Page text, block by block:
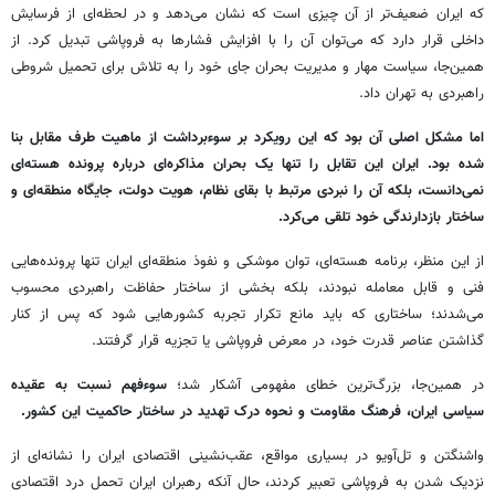
که ایران ضعیف‌تر از آن چیزی است که نشان می‌دهد و در لحظه‌ای از فرسایش
داخلی قرار دارد که می‌توان آن را با افزایش فشارها به فروپاشی تبدیل کرد. از
همین‌جا، سیاست مهار و مدیریت بحران جای خود را به تلاش برای تحمیل شروطی
راهبردی به تهران داد.
اما مشکل اصلی آن بود که این رویکرد بر سوءبرداشت از ماهیت طرف مقابل بنا
شده بود. ایران این تقابل را تنها یک بحران مذاکره‌ای درباره پرونده هسته‌ای
نمی‌دانست، بلکه آن را نبردی مرتبط با بقای نظام، هویت دولت، جایگاه منطقه‌ای و
ساختار بازدارندگی خود تلقی می‌کرد.
از این منظر، برنامه هسته‌ای، توان موشکی و نفوذ منطقه‌ای ایران تنها پرونده‌هایی
فنی و قابل معامله نبودند، بلکه بخشی از ساختار حفاظت راهبردی محسوب
می‌شدند؛ ساختاری که باید مانع تکرار تجربه کشورهایی شود که پس از کنار
گذاشتن عناصر قدرت خود، در معرض فروپاشی یا تجزیه قرار گرفتند.
در همین‌جا، بزرگ‌ترین خطای مفهومی آشکار شد؛ سوءفهم نسبت به عقیده
سیاسی ایران، فرهنگ مقاومت و نحوه درک تهدید در ساختار حاکمیت این کشور.
واشنگتن و تل‌آویو در بسیاری مواقع، عقب‌نشینی اقتصادی ایران را نشانه‌ای از
نزدیک شدن به فروپاشی تعبیر کردند، حال آنکه رهبران ایران تحمل درد اقتصادی